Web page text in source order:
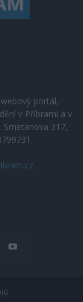
portál,
v Příbrami a v
Smetanova 317,